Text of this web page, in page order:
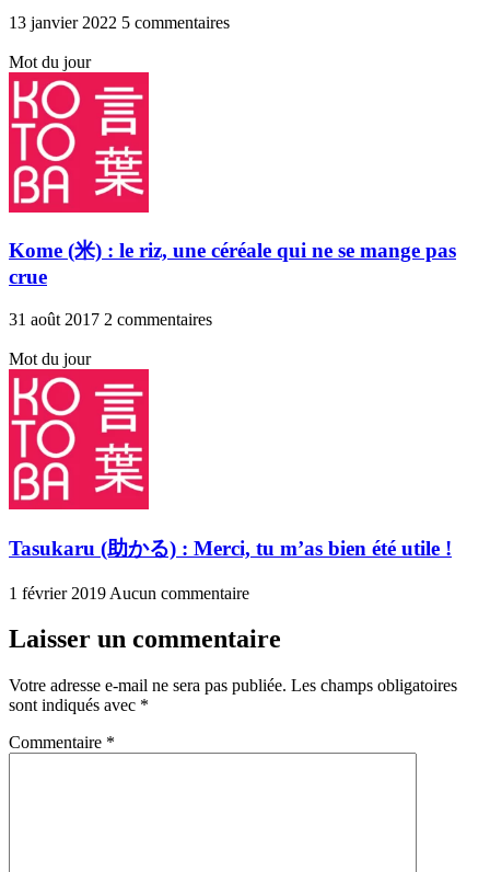
13 janvier 2022 5 commentaires
Mot du jour
Kome (米) : le riz, une céréale qui ne se mange pas
crue
31 août 2017 2 commentaires
Mot du jour
Tasukaru (助かる) : Merci, tu m’as bien été utile !
1 février 2019 Aucun commentaire
Laisser un commentaire
Votre adresse e-mail ne sera pas publiée. Les champs obligatoires
sont indiqués avec *
Commentaire *